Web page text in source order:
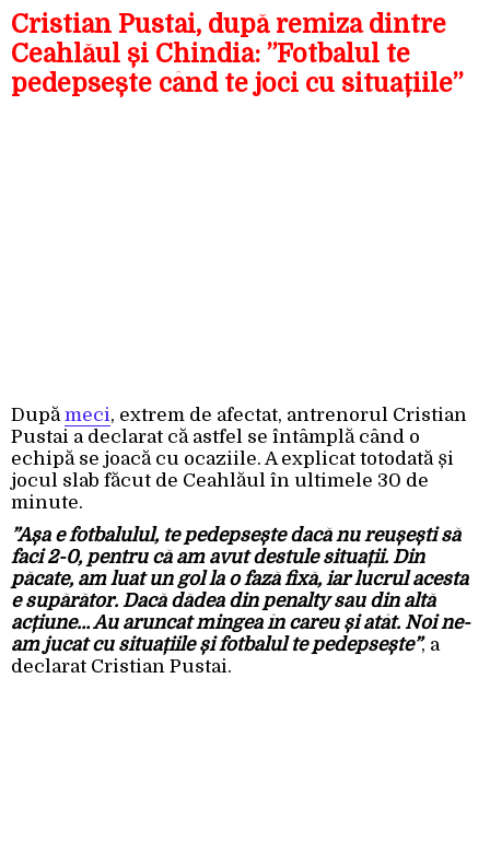
Cristian Pustai, după remiza dintre
Ceahlăul și Chindia: ”Fotbalul te
pedepsește când te joci cu situațiile”
Dupămeci, extrem de afectat, antrenorul Cristian
Pustai a declarat că astfel se întâmplă când o
echipă se joacă cu ocaziile. A explicat totodată și
jocul slab făcut de Ceahlăul în ultimele 30 de
minute.
”Așa e fotbalulul, te pedepsește dacă nu reușești să
faci 2-0, pentru că am avut destule situații. Din
păcate, am luat un gol la o fază fixă, iar lucrul acesta
e supărător. Dacă dădea din penalty sau din altă
acțiune… Au aruncat mingea în careu și atât. Noi ne-
am jucat cu situațiile și fotbalul te pedepsește”, a
declarat Cristian Pustai.